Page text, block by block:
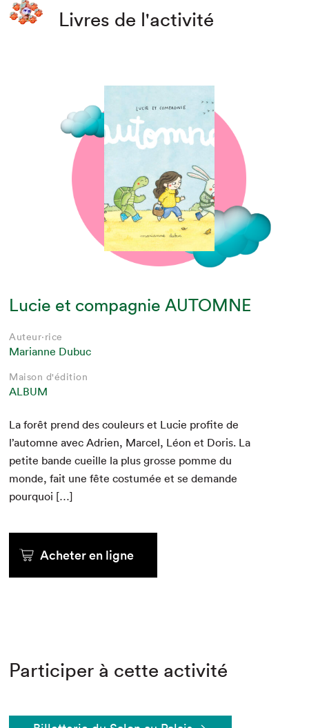
Livres de l'activité
Lucie et compagnie AUTOMNE
Auteur·rice
Marianne Dubuc
Maison d'édition
ALBUM
La forêt prend des couleurs et Lucie prof­ite de
l’automne avec Adrien, Mar­cel, Léon et Doris. La
petite bande cueille la plus grosse pomme du
monde, fait une fête cos­tumée et se demande
pourquoi […]
Acheter en ligne
Participer à cette activité